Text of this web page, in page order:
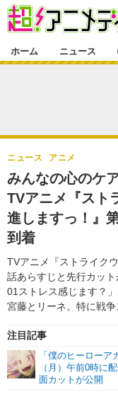
ゲーム・アプリ
グッズ
声優
特集一覧
ラキりす
連載マンガ
連載マンガ一覧
番組・動画
番組・動画一覧
動画
連載・ブログ
連載・ブログ一覧
編集部ブログ・お知
ホーム ニュース
みんなの心のケ
TVアニメ『スト
進しますっ！』
到着
TVアニメ『ストライク
話あらすじと先行カッ
01ストレス感じます？
宮藤とリーネ。特に戦争
ニュース アニメ
注目記事
「僕のヒーロー
（月）午前0時に
面カットが公開